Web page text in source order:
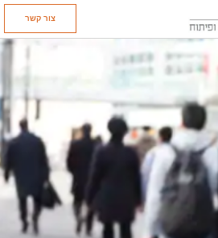
צור קשר